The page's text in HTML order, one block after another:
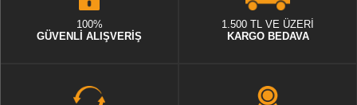
100%
GÜVENLİ ALIŞVERİŞ
1.500 TL VE ÜZERİ
KARGO BEDAVA